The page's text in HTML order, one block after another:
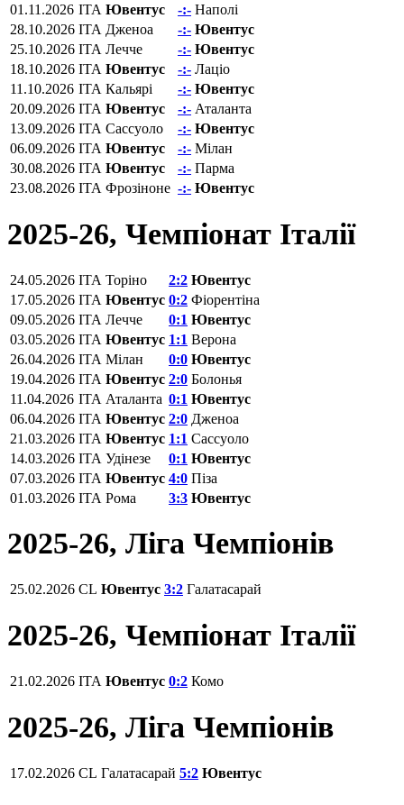
01.11.2026 ITA Ювентус -:- Наполі
28.10.2026 ITA Дженоа -:- Ювентус
25.10.2026 ITA Лечче -:- Ювентус
18.10.2026 ITA Ювентус -:- Лаціо
11.10.2026 ITA Кальярі -:- Ювентус
20.09.2026 ITA Ювентус -:- Аталанта
13.09.2026 ITA Сассуоло -:- Ювентус
06.09.2026 ITA Ювентус -:- Мілан
30.08.2026 ITA Ювентус -:- Парма
23.08.2026 ITA Фрозіноне -:- Ювентус
2025-26, Чемпіонат Італії
24.05.2026 ITA Торіно 2:2 Ювентус
17.05.2026 ITA Ювентус 0:2 Фіорентіна‎
09.05.2026 ITA Лечче 0:1 Ювентус
03.05.2026 ITA Ювентус 1:1 Верона
26.04.2026 ITA Мілан 0:0 Ювентус
19.04.2026 ITA Ювентус 2:0 Болонья
11.04.2026 ITA Аталанта 0:1 Ювентус
06.04.2026 ITA Ювентус 2:0 Дженоа
21.03.2026 ITA Ювентус 1:1 Сассуоло
14.03.2026 ITA Удінезе 0:1 Ювентус
07.03.2026 ITA Ювентус 4:0 Піза
01.03.2026 ITA Рома 3:3 Ювентус
2025-26, Ліга Чемпіонів
25.02.2026 CL Ювентус 3:2 Галатасарай
2025-26, Чемпіонат Італії
21.02.2026 ITA Ювентус 0:2 Комо
2025-26, Ліга Чемпіонів
17.02.2026 CL Галатасарай 5:2 Ювентус